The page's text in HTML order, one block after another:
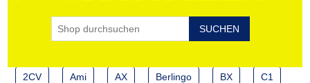
2CV Ami AX Berlingo BX C1